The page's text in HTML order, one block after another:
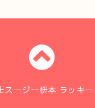
スージー枡本 ラッキ